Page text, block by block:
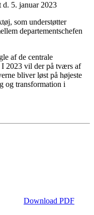
d. 5. januar 2023
som understøtter
departementschefen
af de centrale
I 2023 vil der på tværs af
bliver løst på højeste
og transformation i
Download PDF